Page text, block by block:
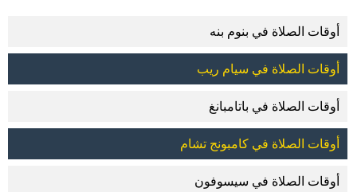
أوقات الصلاة في بنوم بنه
أوقات الصلاة في سيام ريب
أوقات الصلاة في باتامبانغ
أوقات الصلاة في كامبونج تشام
أوقات الصلاة في سيسوفون